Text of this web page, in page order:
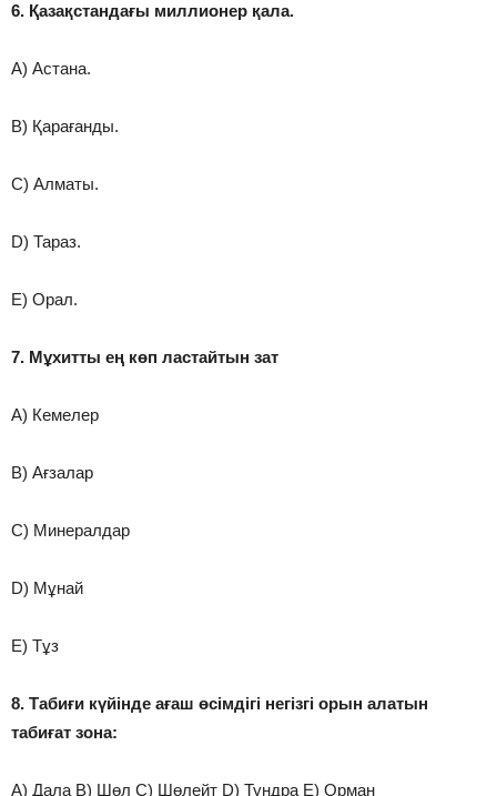
6. Қазақстандағы миллионер қала.
A) Астана.
B) Қарағанды.
C) Алматы.
D) Тараз.
E) Орал.
7. Мұхитты ең көп ластайтын зат
A) Кемелер
B) Ағзалар
C) Минералдар
D) Мұнай
E) Тұз
8. Табиғи күйінде ағаш өсімдігі негізгі орын алатын
табиғат зона:
A) Дала B) Шөл C) Шөлейт D) Тундра E) Орман